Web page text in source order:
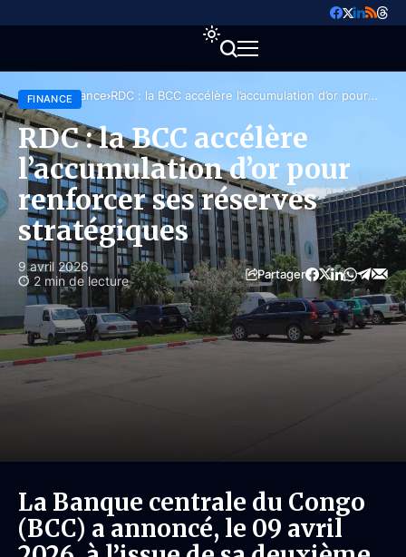
Accueil Finance RDC : la BCC accélère l’accumulation d’or pour
FINANCE
RDC : la BCC accélère
l’accumulation d’or pour
renforcer ses réserves
stratégiques
9 avril 2026
2 min de lecture
Partager
La Banque centrale du Congo
(BCC) a annoncé, le 09 avril